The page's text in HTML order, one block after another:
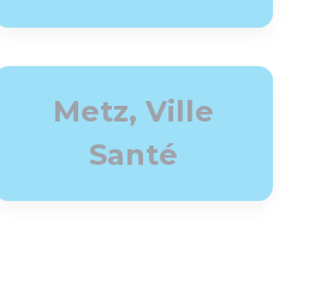
Metz, Ville
Santé